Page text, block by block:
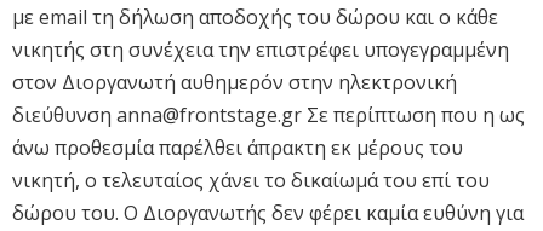
με email τη δήλωση αποδοχής του δώρου και o κάθε
νικητής στη συνέχεια την επιστρέφει υπογεγραμμένη
στον Διοργανωτή αυθημερόν στην ηλεκτρονική
διεύθυνση anna@frontstage.gr Σε περίπτωση που η ως
άνω προθεσμία παρέλθει άπρακτη εκ μέρους του
νικητή, ο τελευταίος χάνει το δικαίωμά του επί του
δώρου του. Ο Διοργανωτής δεν φέρει καμία ευθύνη για